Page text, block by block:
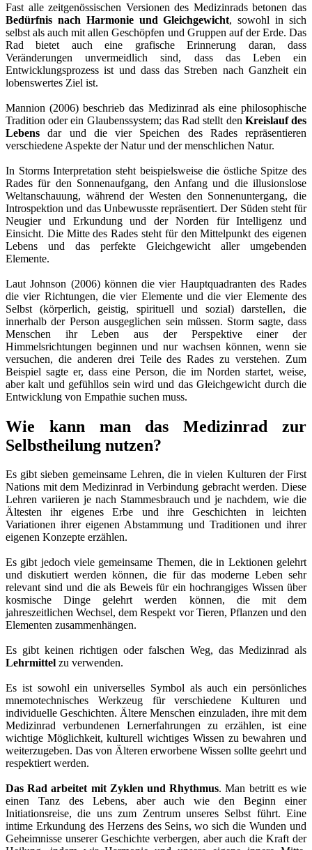
Fast alle zeitgenössischen Versionen des Medizinrads betonen das
Bedürfnis nach Harmonie und Gleichgewicht, sowohl in sich
selbst als auch mit allen Geschöpfen und Gruppen auf der Erde. Das
Rad bietet auch eine grafische Erinnerung daran, dass
Veränderungen unvermeidlich sind, dass das Leben ein
Entwicklungsprozess ist und dass das Streben nach Ganzheit ein
lobenswertes Ziel ist.
Mannion (2006) beschrieb das Medizinrad als eine philosophische
Tradition oder ein Glaubenssystem; das Rad stellt den Kreislauf des
Lebens dar und die vier Speichen des Rades repräsentieren
verschiedene Aspekte der Natur und der menschlichen Natur.
In Storms Interpretation steht beispielsweise die östliche Spitze des
Rades für den Sonnenaufgang, den Anfang und die illusionslose
Weltanschauung, während der Westen den Sonnenuntergang, die
Introspektion und das Unbewusste repräsentiert. Der Süden steht für
Neugier und Erkundung und der Norden für Intelligenz und
Einsicht. Die Mitte des Rades steht für den Mittelpunkt des eigenen
Lebens und das perfekte Gleichgewicht aller umgebenden
Elemente.
Laut Johnson (2006) können die vier Hauptquadranten des Rades
die vier Richtungen, die vier Elemente und die vier Elemente des
Selbst (körperlich, geistig, spirituell und sozial) darstellen, die
innerhalb der Person ausgeglichen sein müssen. Storm sagte, dass
Menschen ihr Leben aus der Perspektive einer der
Himmelsrichtungen beginnen und nur wachsen können, wenn sie
versuchen, die anderen drei Teile des Rades zu verstehen. Zum
Beispiel sagte er, dass eine Person, die im Norden startet, weise,
aber kalt und gefühllos sein wird und das Gleichgewicht durch die
Entwicklung von Empathie suchen muss.
Wie kann man das Medizinrad zur
Selbstheilung nutzen?
Es gibt sieben gemeinsame Lehren, die in vielen Kulturen der First
Nations mit dem Medizinrad in Verbindung gebracht werden. Diese
Lehren variieren je nach Stammesbrauch und je nachdem, wie die
Ältesten ihr eigenes Erbe und ihre Geschichten in leichten
Variationen ihrer eigenen Abstammung und Traditionen und ihrer
eigenen Konzepte erzählen.
Es gibt jedoch viele gemeinsame Themen, die in Lektionen gelehrt
und diskutiert werden können, die für das moderne Leben sehr
relevant sind und die als Beweis für ein hochrangiges Wissen über
kosmische Dinge gelehrt werden können, die mit dem
jahreszeitlichen Wechsel, dem Respekt vor Tieren, Pflanzen und den
Elementen zusammenhängen.
Es gibt keinen richtigen oder falschen Weg, das Medizinrad als
Lehrmittel zu verwenden.
Es ist sowohl ein universelles Symbol als auch ein persönliches
mnemotechnisches Werkzeug für verschiedene Kulturen und
individuelle Geschichten. Ältere Menschen einzuladen, ihre mit dem
Medizinrad verbundenen Lernerfahrungen zu erzählen, ist eine
wichtige Möglichkeit, kulturell wichtiges Wissen zu bewahren und
weiterzugeben. Das von Älteren erworbene Wissen sollte geehrt und
respektiert werden.
Das Rad arbeitet mit Zyklen und Rhythmus. Man betritt es wie
einen Tanz des Lebens, aber auch wie den Beginn einer
Initiationsreise, die uns zum Zentrum unseres Selbst führt. Eine
intime Erkundung des Herzens des Seins, wo sich die Wunden und
Geheimnisse unserer Geschichte verbergen, aber auch die Kraft der